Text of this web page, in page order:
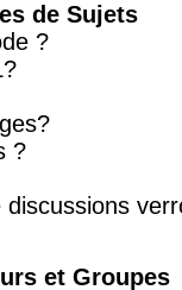
de Sujets
?
?
et Groupes